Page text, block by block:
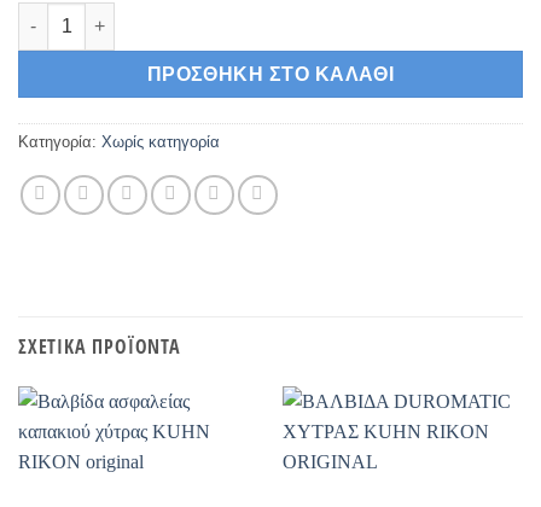
ISLA ΑΝΕΜΙΣΤΗΡΑΣ ποσότητα
ΠΡΟΣΘΉΚΗ ΣΤΟ ΚΑΛΆΘΙ
Κατηγορία: Χωρίς κατηγορία
ΣΧΕΤΙΚΆ ΠΡΟΪΌΝΤΑ